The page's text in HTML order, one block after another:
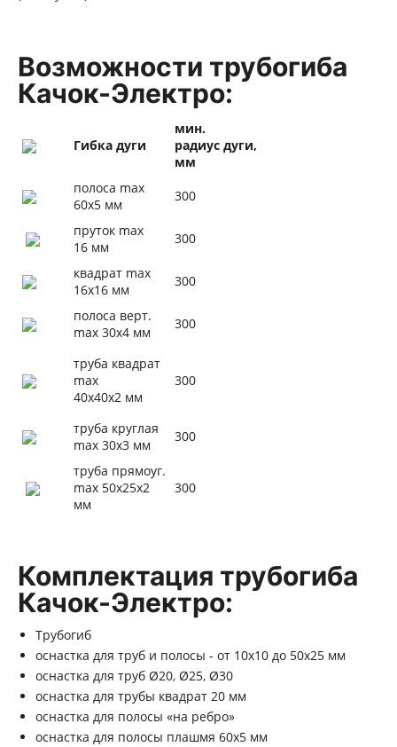
Возможности трубогиба
Качок-Электро:
Гибка дуги
мин.
радиус дуги,
мм
полоса max
60х5 мм
300
пруток max
16 мм
300
квадрат max
16х16 мм
300
полоса верт.
max 30х4 мм
300
труба квадрат
max
40х40х2 мм
300
труба круглая
max 30х3 мм
300
труба прямоуг.
max 50х25х2
мм
300
Комплектация трубогиба
Качок-Электро:
Трубогиб
оснастка для труб и полосы - от 10х10 до 50х25 мм
оснастка для труб Ø20, Ø25, Ø30
оснастка для трубы квадрат 20 мм
оснастка для полосы «на ребро»
оснастка для полосы плашмя 60х5 мм